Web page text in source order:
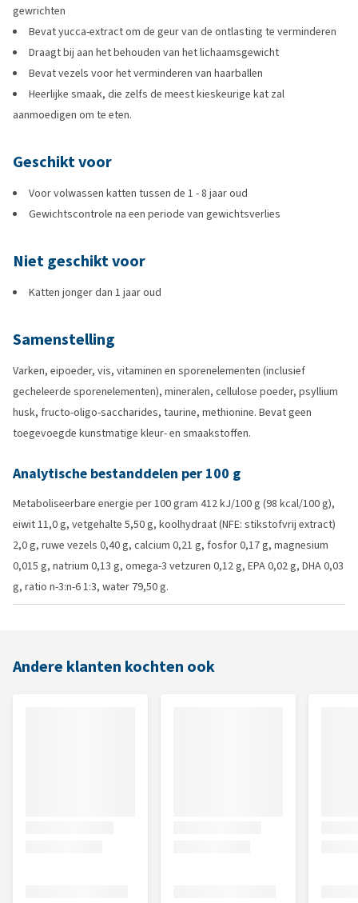
gewrichten
Bevat yucca-extract om de geur van de ontlasting te verminderen
Draagt bij aan het behouden van het lichaamsgewicht
Bevat vezels voor het verminderen van haarballen
Heerlijke smaak, die zelfs de meest kieskeurige kat zal
aanmoedigen om te eten.
Geschikt voor
Voor volwassen katten tussen de 1 - 8 jaar oud
Gewichtscontrole na een periode van gewichtsverlies
Niet geschikt voor
Katten jonger dan 1 jaar oud
Samenstelling
Varken, eipoeder, vis, vitaminen en sporenelementen (inclusief
gecheleerde sporenelementen), mineralen, cellulose poeder, psyllium
husk, fructo-oligo-saccharides, taurine, methionine. Bevat geen
toegevoegde kunstmatige kleur- en smaakstoffen.
Analytische bestanddelen per 100 g
Metaboliseerbare energie per 100 gram 412 kJ/100 g (98 kcal/100 g),
eiwit 11,0 g, vetgehalte 5,50 g, koolhydraat (NFE: stikstofvrij extract)
2,0 g, ruwe vezels 0,40 g, calcium 0,21 g, fosfor 0,17 g, magnesium
0,015 g, natrium 0,13 g, omega-3 vetzuren 0,12 g, EPA 0,02 g, DHA 0,03
g, ratio n-3:n-6 1:3, water 79,50 g.
Andere klanten kochten ook